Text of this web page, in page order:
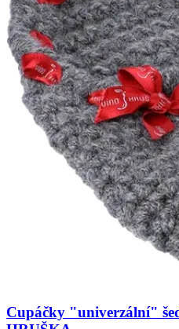
Cupáčky "univerzální"